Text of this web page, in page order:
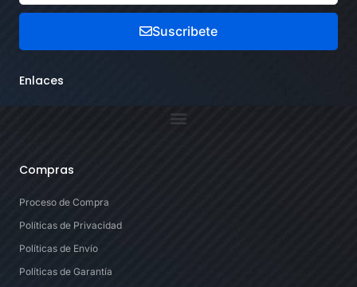
Suscribete
Enlaces
Compras
Proceso de Compra
Políticas de Privacidad
Políticas de Envío
Políticas de Garantía